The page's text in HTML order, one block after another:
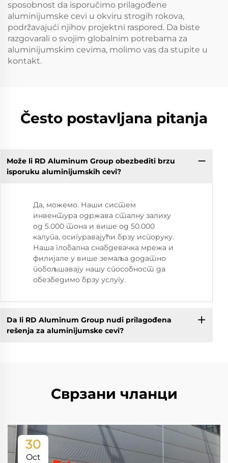
sposobnost da isporučimo prilagođene
aluminijumske cevi u okviru strogih rokova,
podržavajući njihov projektni raspored. Da biste
razgovarali o svojim globalnim potrebama za
aluminijumskim cevima, molimo vas da stupite u
kontakt.
Često postavljana pitanja
Može li RD Aluminum Group obezbediti brzu
isporuku aluminijumskih cevi?
Да, можемо. Наши систем
инвентура одржава сталну залиху
од 5.000 тона и више од 50.000
калупа, осигуравајући брзу испоруку.
Наша глобална снабдевачка мрежа и
филијале у више земаља додатно
побољшавају нашу способност да
обезбедимо брзу услугу.
Da li RD Aluminum Group nudi prilagođena
rešenja za aluminijumske cevi?
Сврзани чланци
30
Oct